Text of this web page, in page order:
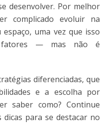
desenvolver. Por melhor
complicado evoluir na
uma vez que isso
fatores — mas não é
diferenciadas, que
e a escolha por
saber como? Continue
dicas para se destacar no